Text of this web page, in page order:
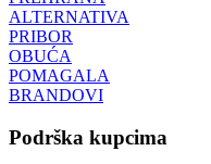
ALTERNATIVA
PRIBOR
OBUĆA
POMAGALA
BRANDOVI
Podrška kupcima